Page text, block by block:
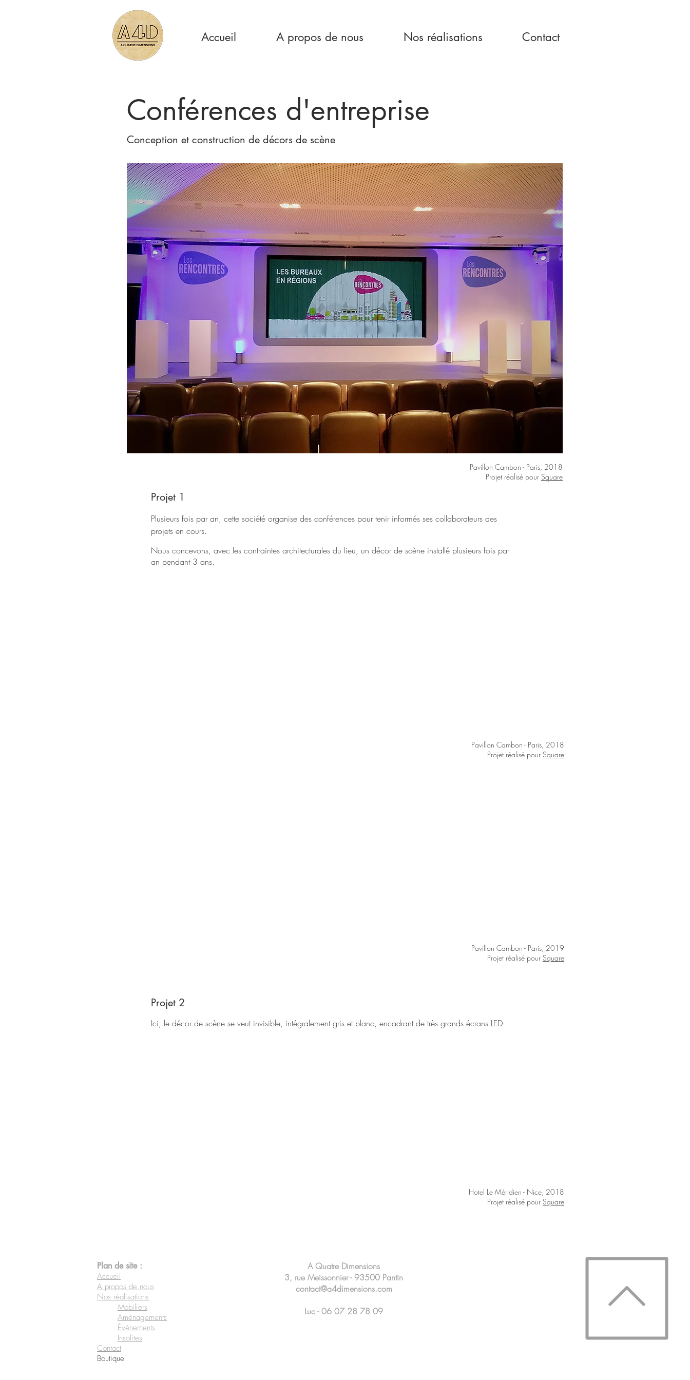
Accueil A propos de nous Nos réalisations Contact
Conférences d'entreprise
Conception et construction de décors de scène
Pavillon Cambon - Paris, 2018
Projet réalisé pour Square
Projet 1
Plusieurs fois par an, cette société organise des conférences pour tenir informés ses collaborateurs des
projets en cours.
Nous concevons, avec les contraintes architecturales du lieu, un décor de scène installé plusieurs fois par
an pendant 3 ans.
Pavillon Cambon - Paris, 2018
Projet réalisé pour Square
Pavillon Cambon - Paris, 2019
Projet réalisé pour Square
Projet 2
Ici, le décor de scène se veut invisible, intégralement gris et blanc, encadrant de très grands écrans LED
Hotel Le Méridien - Nice, 2018
Projet réalisé pour Square
Plan de site :
Accueil
A propos de nous
Nos réalisations
Mobiliers
Aménagements
Événements
Insolites
Contact
Boutique
A Quatre Dimensions
3, rue Meissonnier - 93500 Pantin
contact@a4dimensions.com
Luc - 06 07 28 78 09